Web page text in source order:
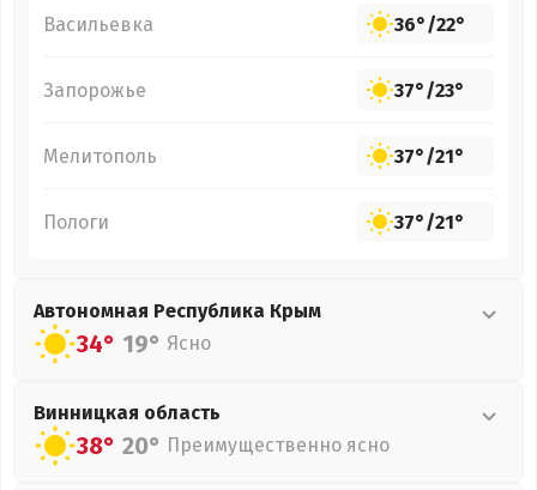
Васильевка 36°/22°
Запорожье 37°/23°
Мелитополь 37°/21°
Пологи 37°/21°
Автономная Республика Крым
34° 19° Ясно
Винницкая область
38° 20° Преимущественно ясно